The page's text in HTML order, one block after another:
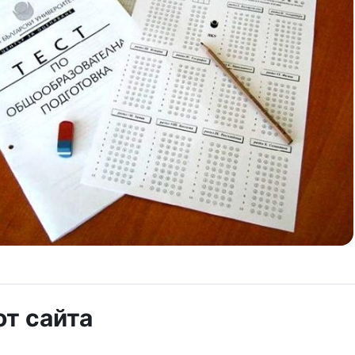
сайта